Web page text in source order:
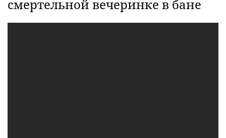
смертельной вечеринке в бане